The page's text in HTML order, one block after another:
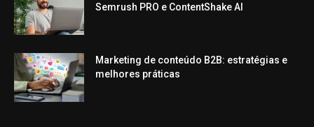
Semrush PRO e ContentShake AI
Marketing de conteúdo B2B: estratégias e
melhores práticas